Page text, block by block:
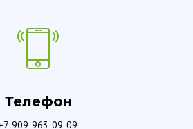
Телефон
909-963-09-09